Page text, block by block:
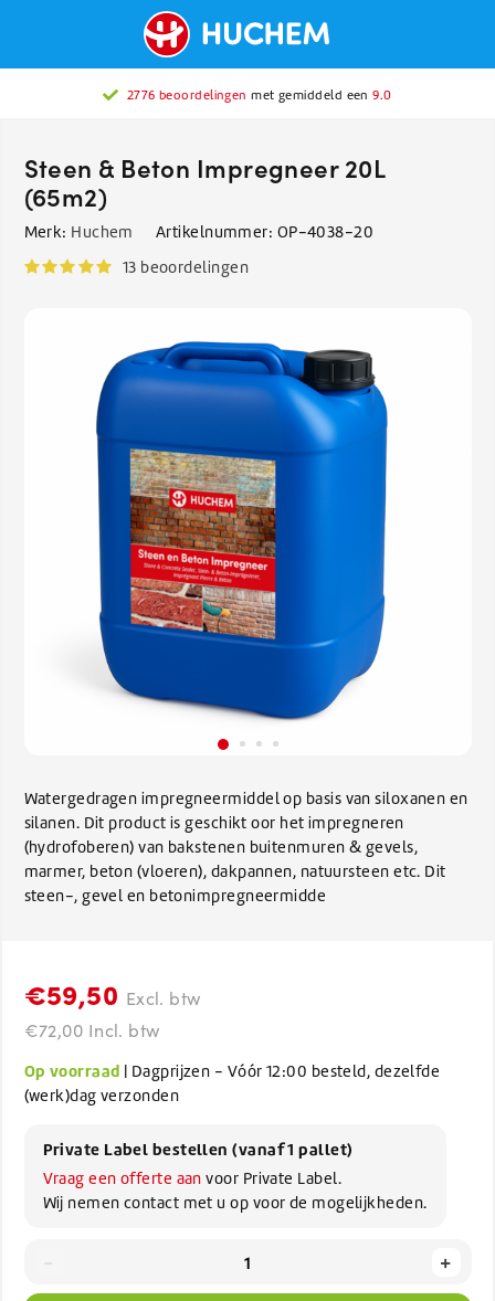
2776 beoordelingen met gemiddeld een9.0
Steen & Beton Impregneer 20L
(65m2)
Merk: Huchem Artikelnummer: OP-4038-20
13 beoordelingen
Watergedragen impregneermiddel op basis van siloxanen en
silanen. Dit product is geschikt oor het impregneren
(hydrofoberen) van bakstenen buitenmuren & gevels,
marmer, beton (vloeren), dakpannen, natuursteen etc. Dit
steen-, gevel en betonimpregneermidde
€59,50 Excl. btw
€72,00 Incl. btw
Op voorraad | Dagprijzen - Vóór 12:00 besteld, dezelfde
(werk)dag verzonden
Private Label bestellen (vanaf 1 pallet)
Vraag een offerte aan voor Private Label.
Wij nemen contact met u op voor de mogelijkheden.
+